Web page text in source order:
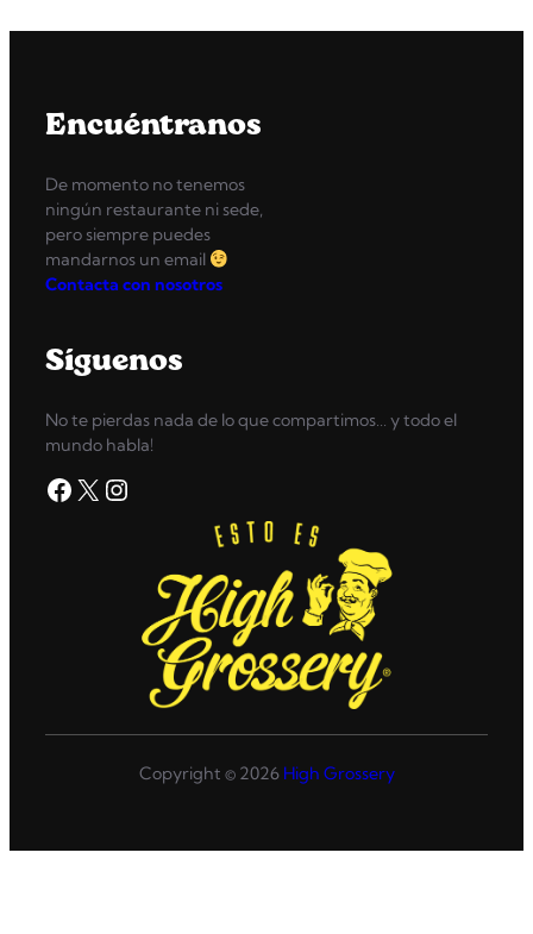
Encuéntranos
De momento no tenemos
ningún restaurante ni sede,
pero siempre puedes
mandarnos un email
Contacta con nosotros
Síguenos
No te pierdas nada de lo que compartimos… y todo el
mundo habla!
Facebook X Instagram
Copyright © 2026 High Grossery